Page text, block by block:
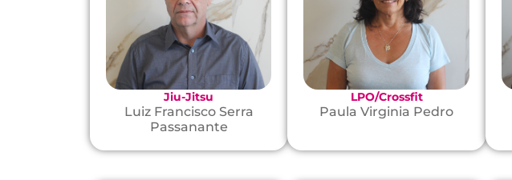
Jiu-Jitsu
Luiz Francisco Serra
Passanante
LPO/Crossfit
Paula Virginia Pedro